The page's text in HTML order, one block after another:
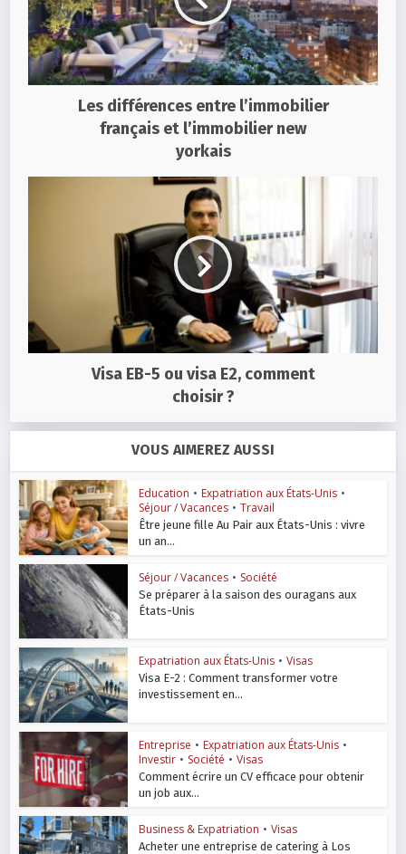
Les différences entre l’immobilier
français et l’immobilier new
yorkais
Visa EB-5 ou visa E2, comment
choisir ?
VOUS AIMEREZ AUSSI
Education • Expatriation aux États-Unis •
Séjour / Vacances • Travail
Être jeune fille Au Pair aux États-Unis : vivre
un an...
Séjour / Vacances • Société
Se préparer à la saison des ouragans aux
États-Unis
Expatriation aux États-Unis • Visas
Visa E-2 : Comment transformer votre
investissement en...
Entreprise • Expatriation aux États-Unis •
Investir • Société • Visas
Comment écrire un CV efficace pour obtenir
un job aux...
Business & Expatriation • Visas
Acheter une entreprise de catering à Los